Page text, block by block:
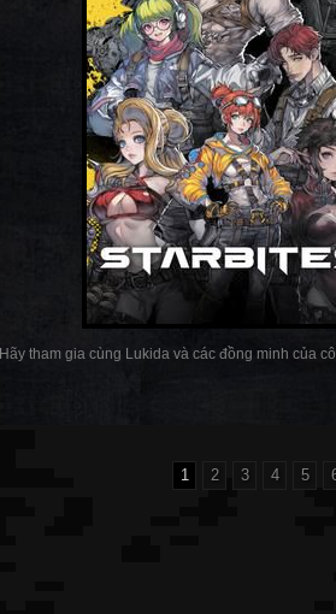
Hãy tham gia cùng Lukida và các đồng minh của
1 2 3 4 5